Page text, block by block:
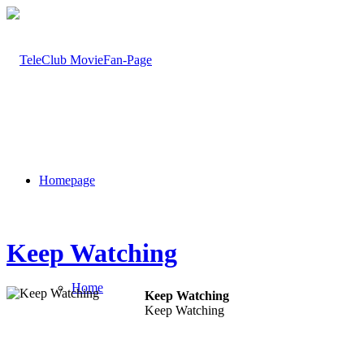
Homepage
Home
Keep Watching
Keep Watching
Keep Watching